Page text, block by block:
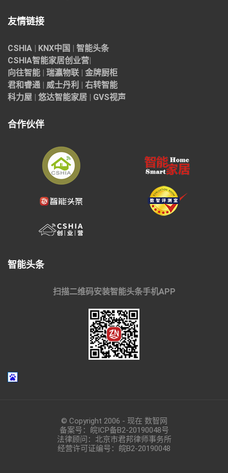
友情链接
CSHIA KNX中国
智能头条
CSHIA智能家居创业营
向往智能
瑞瀛物联
金牌厨柜
君和睿通
威士丹利
右转智能
科力屋
悠达智能家居 GVS视声
合作伙伴
智能头条
扫描二维码安装智能头条手机APP
© Copyright 2006 - 现在 数智网
备案号： 皖ICP备B2-20190048号
法律顾问：北京市君邦律师事务所
经营许可证编号：皖B2-20190048